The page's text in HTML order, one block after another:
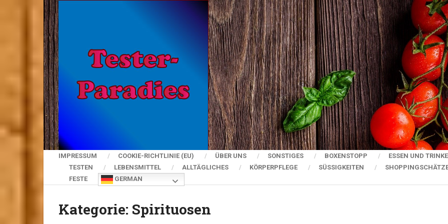
IMPRESSUM COOKIE-RICHTLINIE (EU) ÜBER UNS SONSTIGES BOXENSTOPP
ESSEN UND
TESTEN
LEBENSMITTEL ALLTÄGLICHES KÖRPERPFLEGE SÜSSIGKEITEN
FESTE
GERMAN
Kategorie: Spirituosen